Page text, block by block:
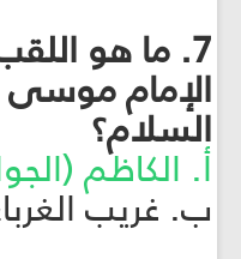
7. ما هو
الإمام موسى
السلام؟
أ. الكاظم
ب. غريب